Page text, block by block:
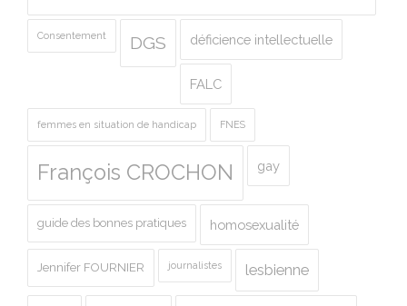
Consentement DGS déficience intellectuelle
FALC
femmes en situation de handicap FNES
François CROCHON gay
guide des bonnes pratiques homosexualité
Jennifer FOURNIER journalistes lesbienne